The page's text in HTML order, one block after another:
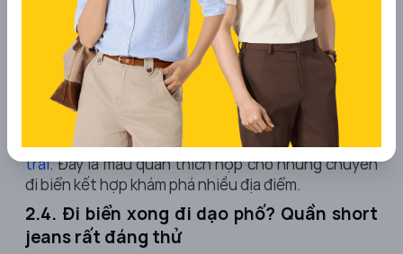
Điểm nhấn của sản phẩm nằm ở phần túi hộp kéo
khóa. Chi tiết này vừa tạo nét cá tính, vừa giúp bảo
quản đồ dùng cá nhân khi di chuyển. Phom relax
rộng rãi cũng mang đến cảm giác dễ chịu trong
nhiều hoạt động.
Khi phối đồ quần short nam túi hộp, chàng có thể
kết hợp áo thun oversized, sneaker hoặcmũ lưỡi
trai. Đây là mẫu quần thích hợp cho những chuyến
đi biển kết hợp khám phá nhiều địa điểm.
2.4. Đi biển xong đi dạo phố? Quần short
jeans rất đáng thử